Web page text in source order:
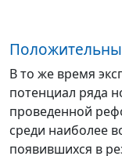
В то же время
потенциал ряда
проведенной
среди наиболее
появившихся в